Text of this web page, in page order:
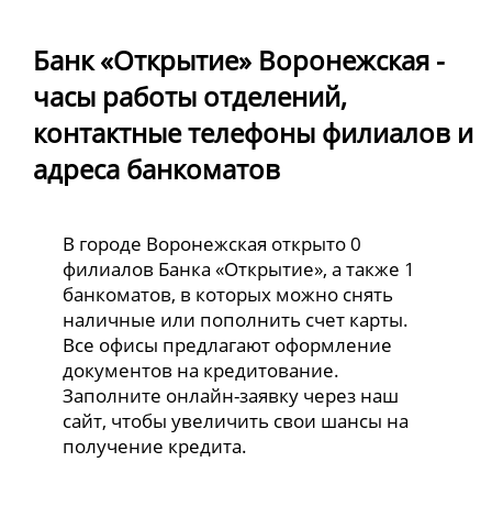
Банк «Открытие» Воронежская -
часы работы отделений,
контактные телефоны филиалов и
адреса банкоматов
В городе Воронежская открыто 0
филиалов Банка «Открытие», а также 1
банкоматов, в которых можно снять
наличные или пополнить счет карты.
Все офисы предлагают оформление
документов на кредитование.
Заполните онлайн-заявку через наш
сайт, чтобы увеличить свои шансы на
получение кредита.